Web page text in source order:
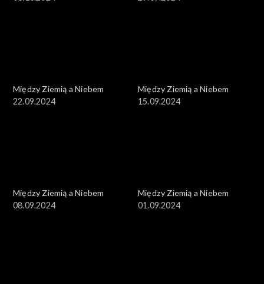
Między Ziemią a Niebem
22.09.2024
Między Ziemią a Niebem
15.09.2024
Między Ziemią a Niebem
08.09.2024
Między Ziemią a Niebem
01.09.2024